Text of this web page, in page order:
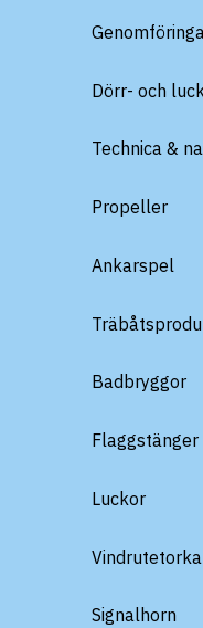
Dörr- och
Technica &
Propeller
Ankarspel
Badbryggor
Flaggstänger
Luckor
Signalhorn